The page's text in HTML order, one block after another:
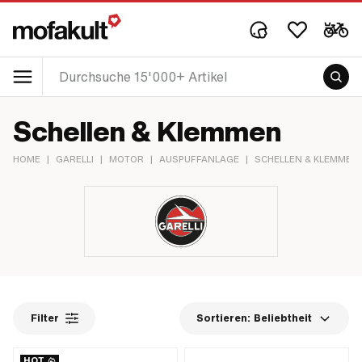
Schellen & Klemmen
HOME | GARELLI | MOTOR | AUSPUFFANLAGE | SCHELLEN & KLEMMEN
Filter Sortieren: Beliebtheit